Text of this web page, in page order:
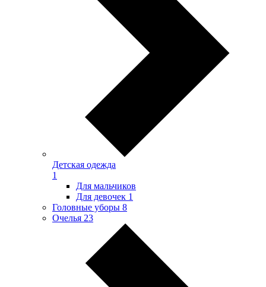
Детская одежда
1
Для мальчиков
Для девочек 1
Головные уборы 8
Очелья 23